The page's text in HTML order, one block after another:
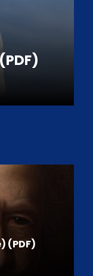
(PDF)